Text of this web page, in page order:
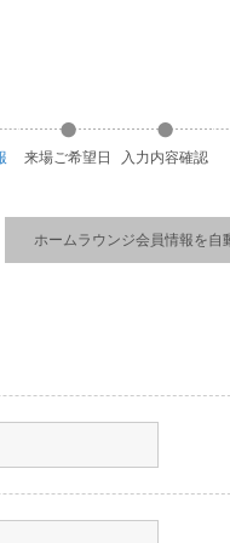
来場ご希望日 入力内容確認
ホームラウンジ会員情報を自